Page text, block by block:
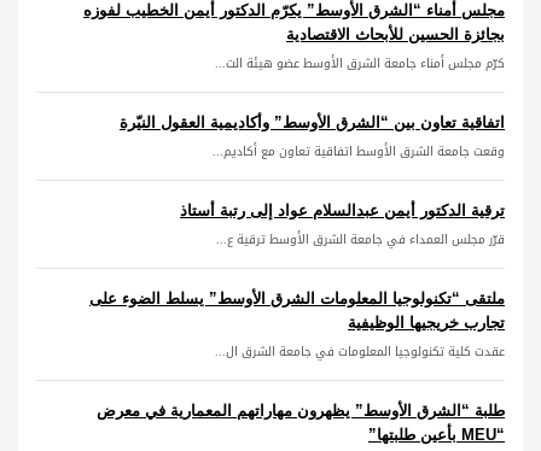
مجلس أمناء “الشرق الأوسط” يكرّم الدكتور أيمن الخطيب لفوزه
بجائزة الحسين للأبحاث الاقتصادية
كرّم مجلس أمناء جامعة الشرق الأوسط عضو هيئة الت...
اتفاقية تعاون بين “الشرق الأوسط” وأكاديمية العقول النيّرة
وقعت جامعة الشرق الأوسط اتفاقية تعاون مع أكاديم...
ترقية الدكتور أيمن عبدالسلام عواد إلى رتبة أستاذ
قرّر مجلس العمداء في جامعة الشرق الأوسط ترقية ع...
ملتقى “تكنولوجيا المعلومات الشرق الأوسط” يسلط الضوء على
تجارب خريجيها الوظيفية
عقدت كلية تكنولوجيا المعلومات في جامعة الشرق ال...
طلبة “الشرق الأوسط” يظهرون مهاراتهم المعمارية في معرض
“MEU بأعين طلبتها”